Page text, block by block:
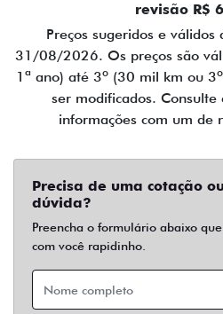
revisão R$
Preços sugeridos e
31/08/2026. Os preços são
1ª ano) até 3º (30 mil km ou
ser modificados. Consulte
informações com um de
Precisa de uma cotação
dúvida?
Preencha o formulário abaixo
com você rapidinho.